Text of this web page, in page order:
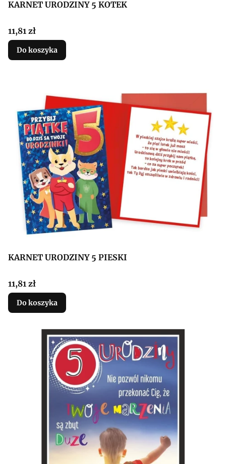
KARNET URODZINY 5 KOTEK
Cena
11,81 zł
Do koszyka
KARNET URODZINY 5 PIESKI
Cena
11,81 zł
Do koszyka